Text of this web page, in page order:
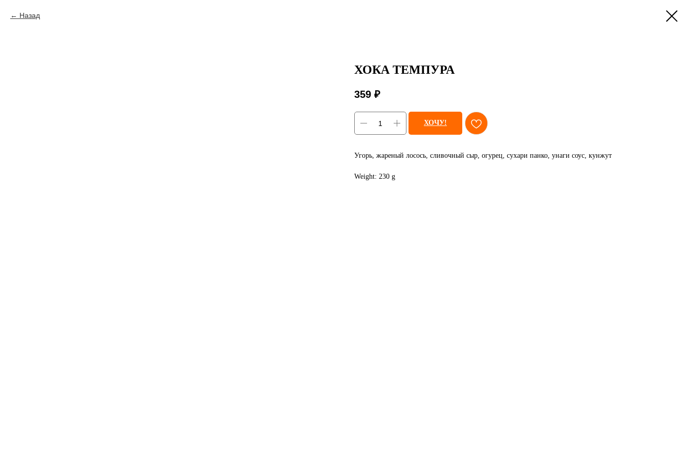
Назад
ХОКА ТЕМПУРА
359 ₽
ХОЧУ!
Угорь, жареный лосось, сливочный сыр, огурец, сухари панко, унаги соус, кунжут
Weight: 230 g